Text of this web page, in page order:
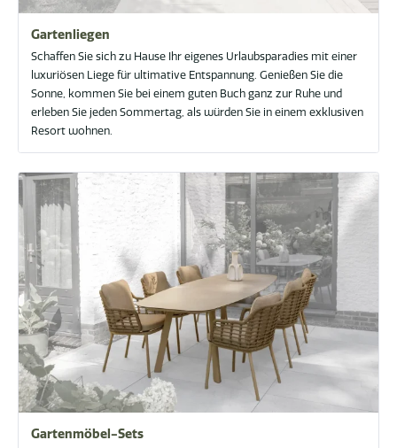
Gartenliegen
Schaffen Sie sich zu Hause Ihr eigenes Urlaubsparadies mit einer
luxuriösen Liege für ultimative Entspannung. Genießen Sie die
Sonne, kommen Sie bei einem guten Buch ganz zur Ruhe und
erleben Sie jeden Sommertag, als würden Sie in einem exklusiven
Resort wohnen.
Gartenmöbel-Sets